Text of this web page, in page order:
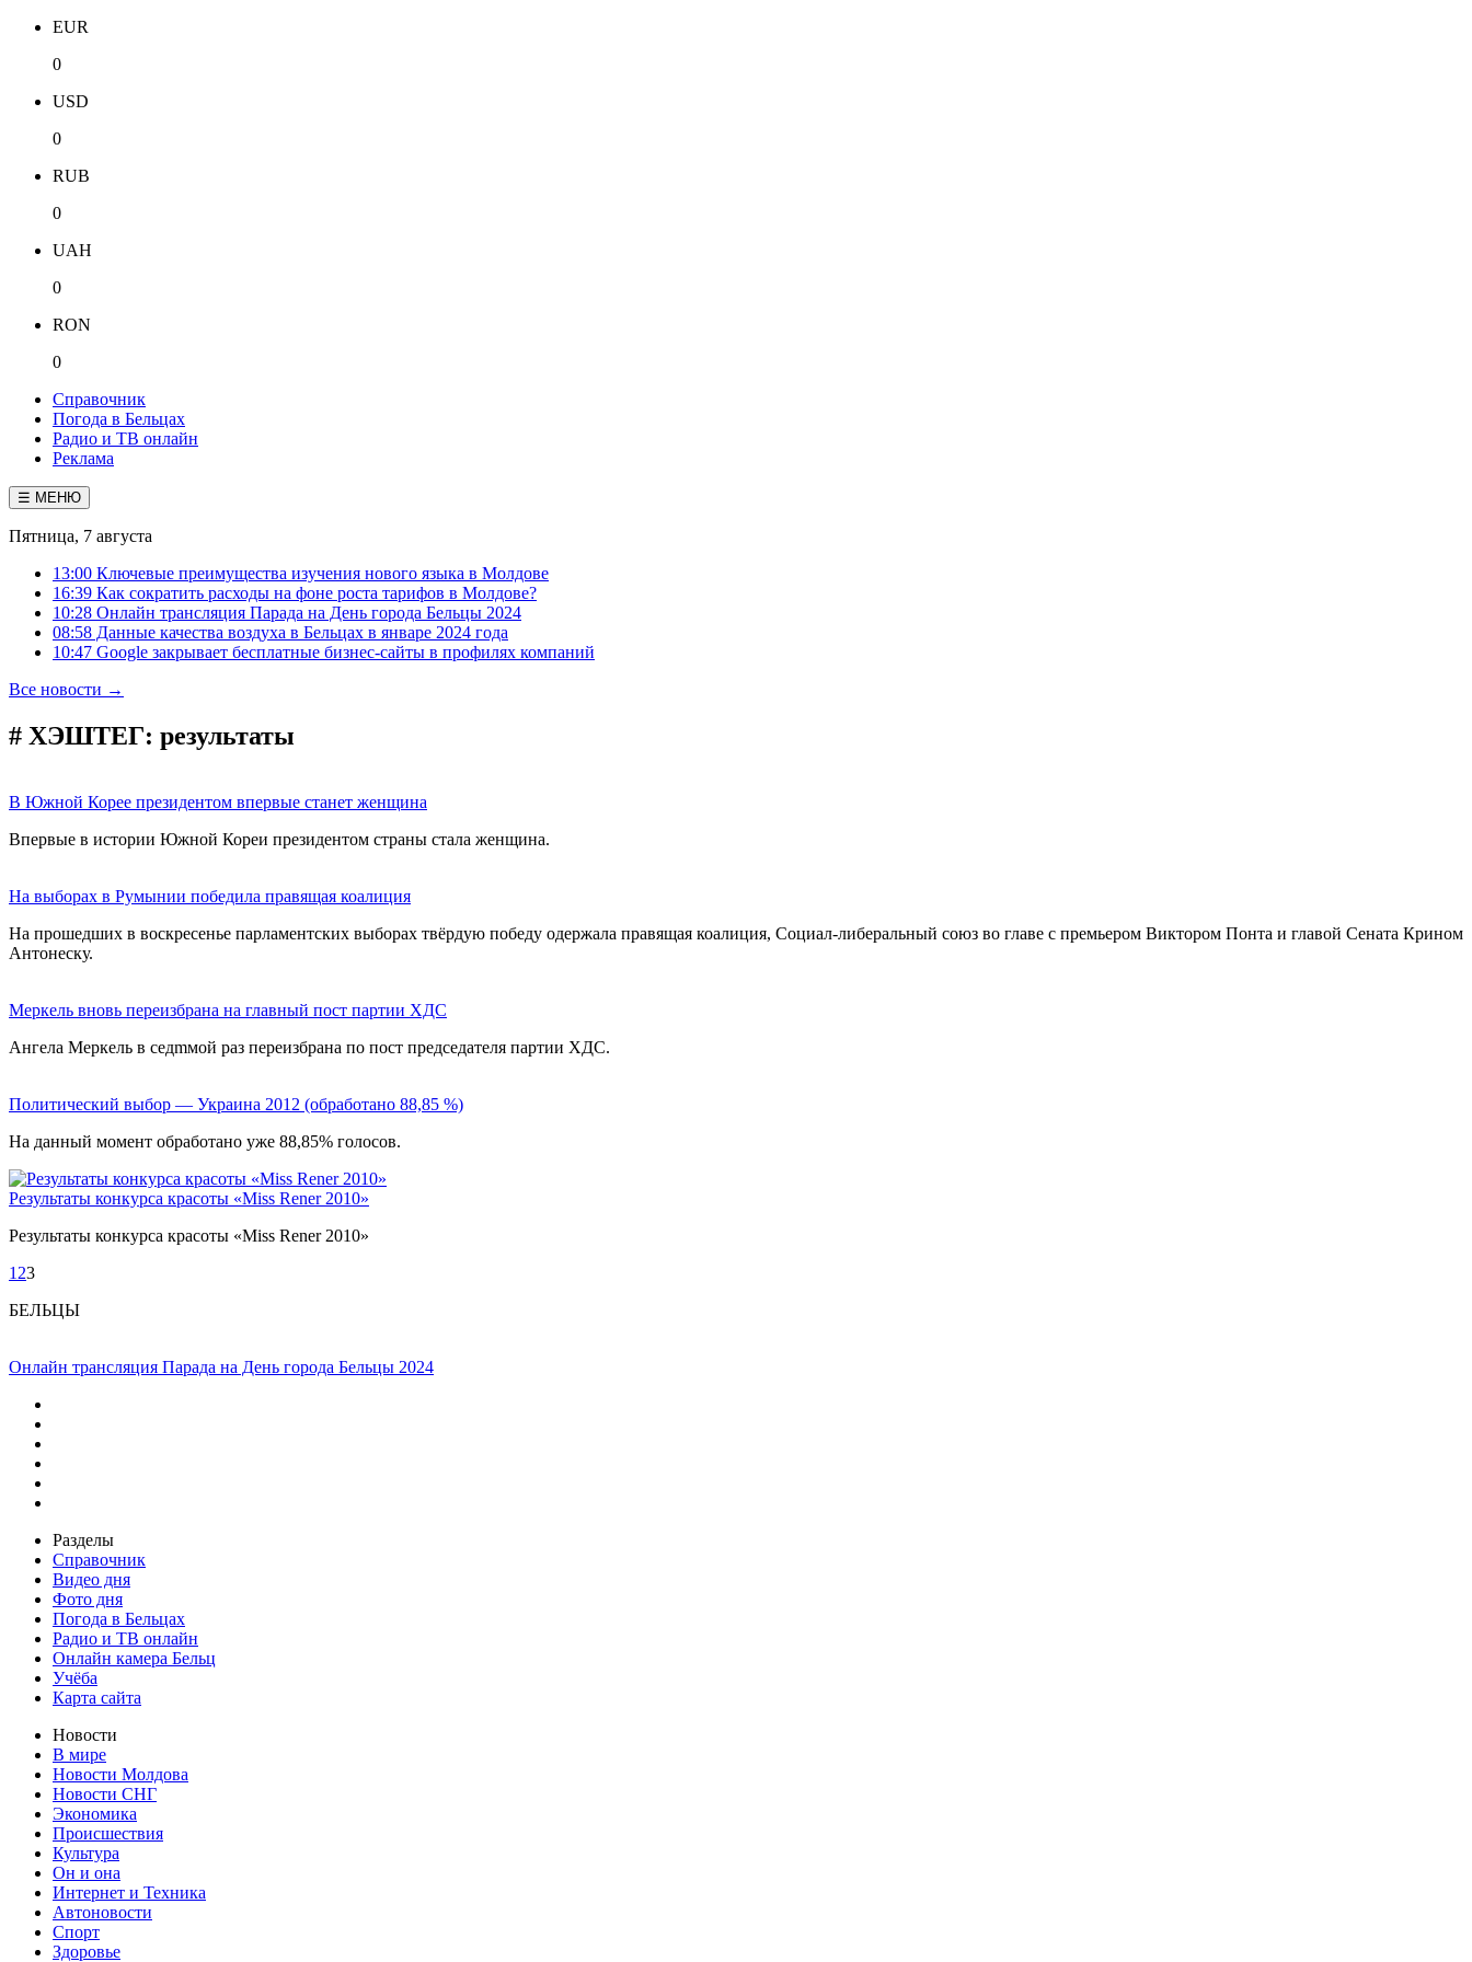
EUR
0
USD
0
RUB
0
UAH
0
RON
0
Справочник
Погода в Бельцах
Радио и ТВ онлайн
Реклама
☰ МЕНЮ
Пятница, 7 августа
13:00 Ключевые преимущества изучения нового языка в Молдове
16:39 Как сократить расходы на фоне роста тарифов в Молдове?
10:28 Онлайн трансляция Парада на День города Бельцы 2024
08:58 Данные качества воздуха в Бельцах в январе 2024 года
10:47 Google закрывает бесплатные бизнес-сайты в профилях компаний
Все новости →
# ХЭШТЕГ: результаты
В Южной Корее президентом впервые станет женщина
Впервые в истории Южной Кореи президентом страны стала женщина.
На выборах в Румынии победила правящая коалиция
На прошедших в воскресенье парламентских выборах твёрдую победу одержала правящая коалиция, Социал-либеральный союз во главе с премьером Виктором Понта и главой Сената Крином
Антонеску.
Меркель вновь переизбрана на главный пост партии ХДС
Ангела Меркель в седmмой раз переизбрана по пост председателя партии ХДС.
Политический выбор — Украина 2012 (обработано 88,85 %)
На данный момент обработано уже 88,85% голосов.
Результаты конкурса красоты «Miss Rener 2010»
Результаты конкурса красоты «Miss Rener 2010»
1 23
БЕЛЬЦЫ
Онлайн трансляция Парада на День города Бельцы 2024
Разделы
Справочник
Видео дня
Фото дня
Погода в Бельцах
Радио и ТВ онлайн
Онлайн камера Бельц
Учёба
Карта сайта
Новости
В мире
Новости Молдова
Новости СНГ
Экономика
Происшествия
Культура
Он и она
Интернет и Техника
Автоновости
Спорт
Здоровье